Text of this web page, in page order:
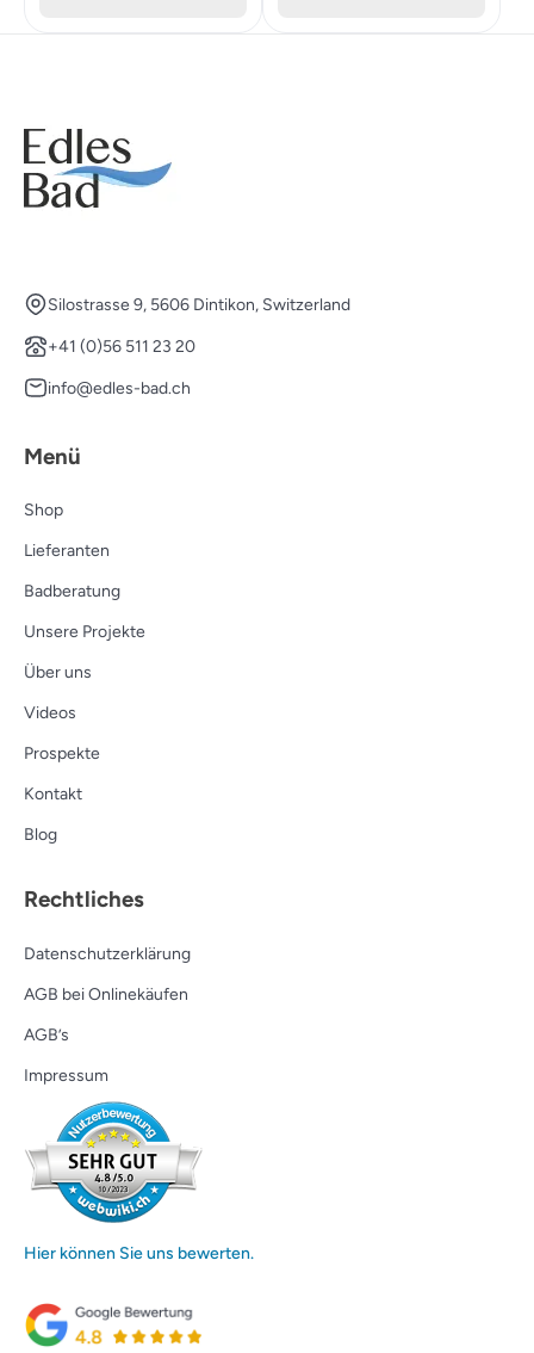
Silostrasse 9, 5606 Dintikon, Switzerland
+41 (0)56 511 23 20
info@edles-bad.ch
Menü
Shop
Lieferanten
Badberatung
Unsere Projekte
Über uns
Videos
Prospekte
Kontakt
Blog
Rechtliches
Datenschutzerklärung
AGB bei Onlinekäufen
AGB’s
Impressum
Hier können Sie uns bewerten.